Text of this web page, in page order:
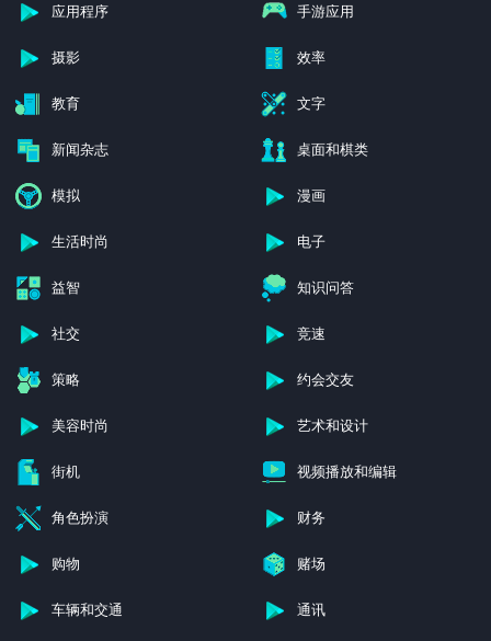
应用程序 手游应用
摄影 效率
教育 文字
新闻杂志 桌面和棋类
模拟 漫画
生活时尚 电子
益智 知识问答
社交 竞速
策略 约会交友
美容时尚 艺术和设计
街机 视频播放和编辑
角色扮演 财务
购物 赌场
车辆和交通 通讯